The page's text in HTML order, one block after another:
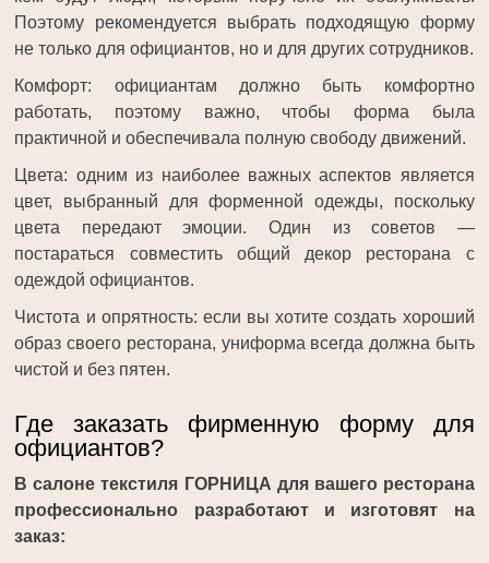
Поэтому рекомендуется выбрать подходящую форму
не только для официантов, но и для других сотрудников.
Комфорт: официантам должно быть комфортно
работать, поэтому важно, чтобы форма была
практичной и обеспечивала полную свободу движений.
Цвета: одним из наиболее важных аспектов является
цвет, выбранный для форменной одежды, поскольку
цвета передают эмоции. Один из советов —
постараться совместить общий декор ресторана с
одеждой официантов.
Чистота и опрятность: если вы хотите создать хороший
образ своего ресторана, униформа всегда должна быть
чистой и без пятен.
Где заказать фирменную форму для
официантов?
В салоне текстиля ГОРНИЦА для вашего ресторана
профессионально разработают и изготовят на
заказ: